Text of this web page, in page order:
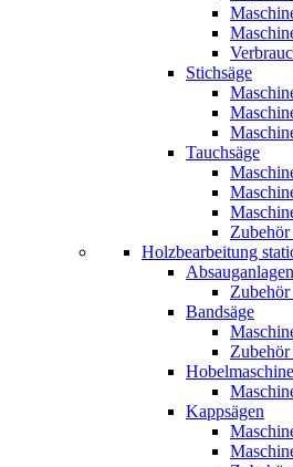
Stichsäge
Tauchsäge
Holzbearbeitung
Absauganlagen
Bandsäge
Kappsägen